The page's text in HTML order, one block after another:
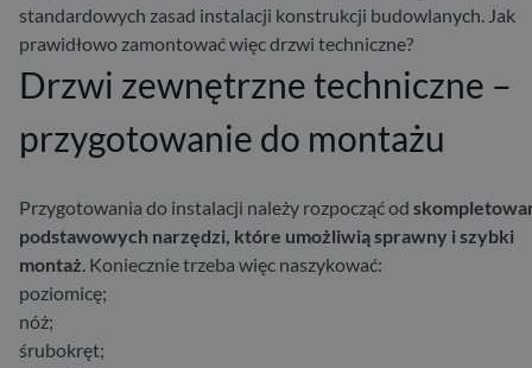
standardowych zasad instalacji konstrukcji budowlanych. Jak
prawidłowo zamontować więc drzwi techniczne?
Drzwi zewnętrzne techniczne –
przygotowanie do montażu
Przygotowania do instalacji należy rozpocząć od
podstawowych narzędzi, które umożliwią sprawny i szybki
montaż. Koniecznie trzeba więc naszykować:
poziomicę;
nóż;
śrubokręt;